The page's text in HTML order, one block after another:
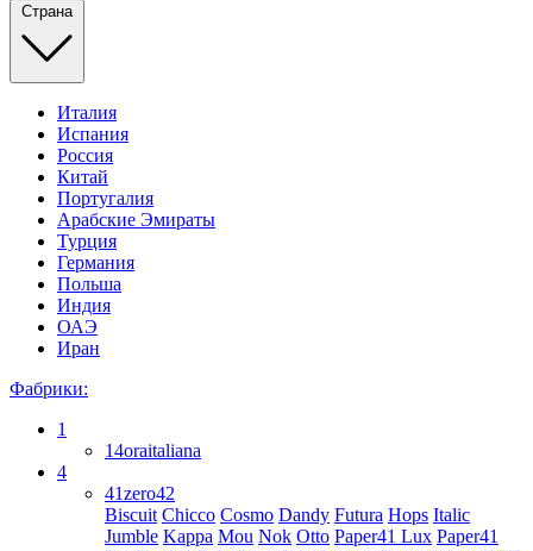
Страна
Италия
Испания
Россия
Китай
Португалия
Арабские Эмираты
Турция
Германия
Польша
Индия
ОАЭ
Иран
Фабрики:
1
14oraitaliana
4
41zero42
Biscuit Chicco Cosmo Dandy Futura Hops Italic
Jumble Kappa Mou Nok Otto Paper41 Lux Paper41